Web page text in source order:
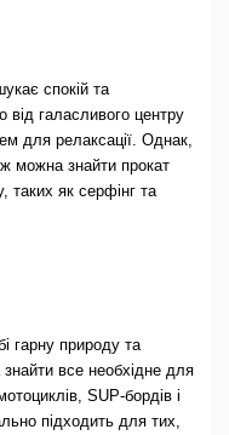
спокій та
від галасливого центру
для релаксації. Однак,
можна знайти прокат
таких як серфінг та
гарну природу та
все необхідне для
SUP-бордів і
підходить для тих,